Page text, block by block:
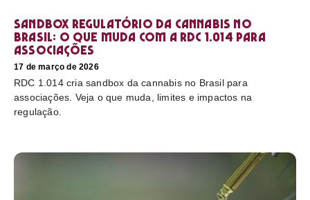
Sandbox regulatório da cannabis no
Brasil: o que muda com a RDC 1.014 para
associações
17 de março de 2026
RDC 1.014 cria sandbox da cannabis no Brasil para
associações. Veja o que muda, limites e impactos na
regulação.